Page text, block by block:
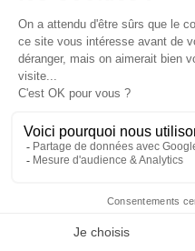
CONTENU
Un Segway pour
Balade privatisée à
Un petit verre de
Mon EVG à Annecy